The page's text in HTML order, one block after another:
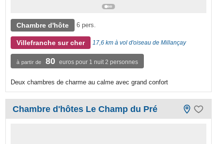
Chambre d'hôte 6 pers.
Villefranche sur cher 17,6 km à vol d'oiseau de Millançay
à partir de 80 euros pour 1 nuit 2 personnes
Deux chambres de charme au calme avec grand confort
Chambre d'hôtes Le Champ du Pré